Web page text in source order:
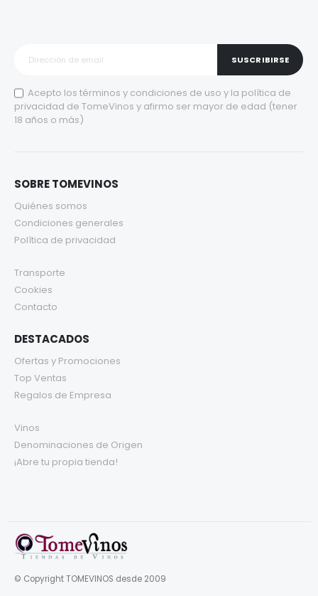
SUSCRIBIRSE
Acepto los términos y condiciones de uso y la política de
privacidad de TomeVinos y afirmo ser mayor de edad (tener
18 años o más)
SOBRE TOMEVINOS
Quiénes somos
Condiciones generales
Política de privacidad
Transporte
Cookies
Contacto
DESTACADOS
Ofertas y Promociones
Top Ventas
Regalos de Empresa
Vinos
Denominaciones de Origen
¡Abre tu propia tienda!
© Copyright TOMEVINOS desde 2009